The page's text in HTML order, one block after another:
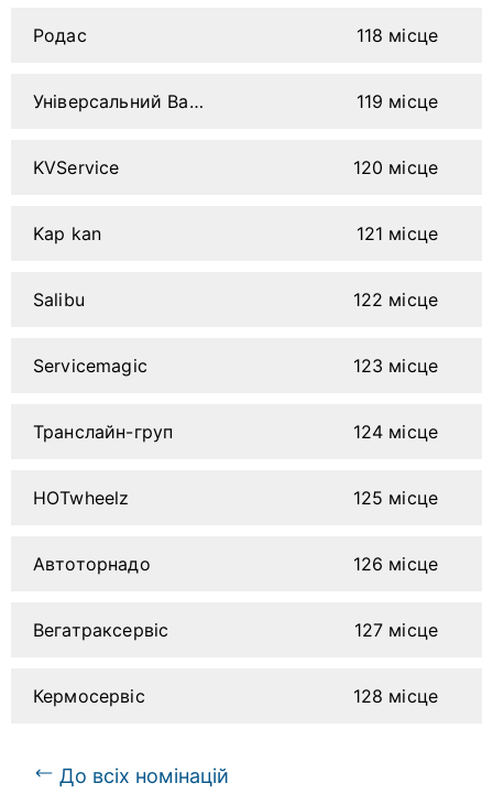
Родас 118 місце
Універсальний Валмакс 119 місце
KVService 120 місце
Kap kan 121 місце
Salibu 122 місце
Servicemagic 123 місце
Транслайн-груп 124 місце
HOTwheelz 125 місце
Автоторнадо 126 місце
Вегатраксервіс 127 місце
Кермосервіс 128 місце
До всіх номінацій